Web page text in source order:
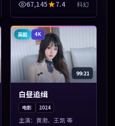
67,145 7.4 科幻
英国 4K
99:21
白昼追缉
电影 2024
主演： 黄渤、王凯 等